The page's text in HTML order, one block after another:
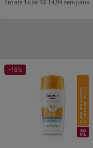
Em até 1x de R$ 14,99 sem juros
-16%